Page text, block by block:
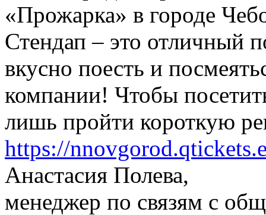
«Прожарка» в городе
Стендап – это отличный
вкусно поесть и
компании! Чтобы
лишь пройти короткую
https://
Анастасия Полева,
менеджер по связям с